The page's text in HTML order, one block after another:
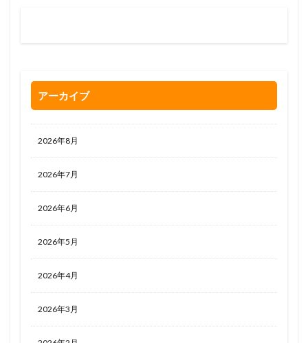
アーカイブ
2026年8月
2026年7月
2026年6月
2026年5月
2026年4月
2026年3月